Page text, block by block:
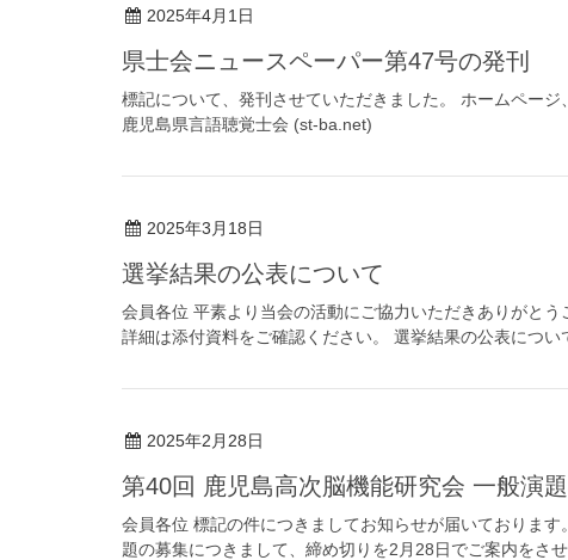
2025年4月1日
県士会ニュースペーパー第47号の発刊
標記について、発刊させていただきました。 ホームペー
鹿児島県言語聴覚士会 (st-ba.net)
2025年3月18日
選挙結果の公表について
会員各位 平素より当会の活動にご協力いただきありがと
詳細は添付資料をご確認ください。 選挙結果の公表につい
2025年2月28日
第40回 鹿児島高次脳機能研究会 一般演
会員各位 標記の件につきましてお知らせが届いておりま
題の募集につきまして、締め切りを2月28日でご案内を